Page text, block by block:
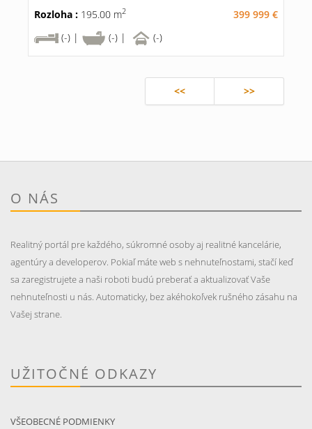
Rozloha : 195.00 m2
399 999 €
(-) |
(-) | (-)
<< >>
O NÁS
Realitný portál pre každého, súkromné osoby aj realitné kancelárie,
agentúry a developerov. Pokiaľ máte web s nehnuteľnostami, stačí keď
sa zaregistrujete a naši roboti budú preberať a aktualizovať Vaše
nehnuteľnosti u nás. Automaticky, bez akéhokoľvek rušného zásahu na
Vašej strane.
UŽITOČNÉ ODKAZY
VŠEOBECNÉ PODMIENKY